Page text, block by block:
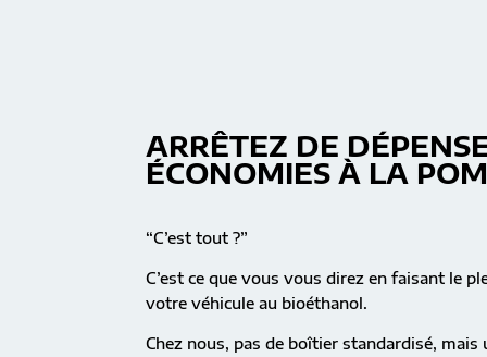
ARRÊTEZ DE
ÉCONOMIES À LA
“C’est tout ?”
C’est ce que vous vous direz en faisant le
votre véhicule au bioéthanol.
Chez nous, pas de boîtier standardisé,